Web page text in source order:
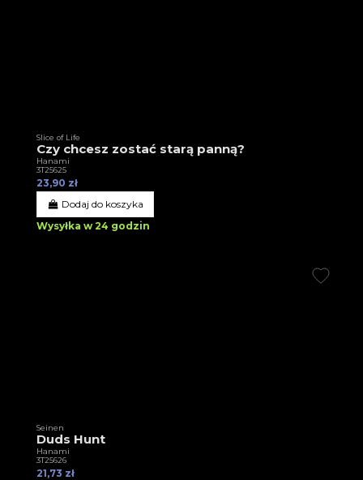
Slice of Life
Czy chcesz zostać starą panną?
Hanami
3T25625
23,90 zł
Dodaj do koszyka
Wysyłka w 24 godzin
Seinen
Duds Hunt
Hanami
3T25626
21,73 zł